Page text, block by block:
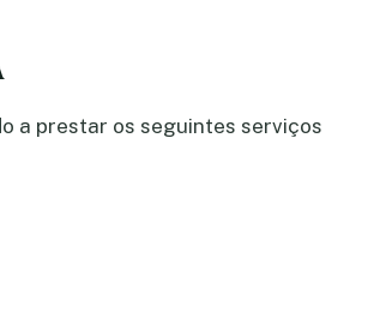
a prestar os seguintes serviços